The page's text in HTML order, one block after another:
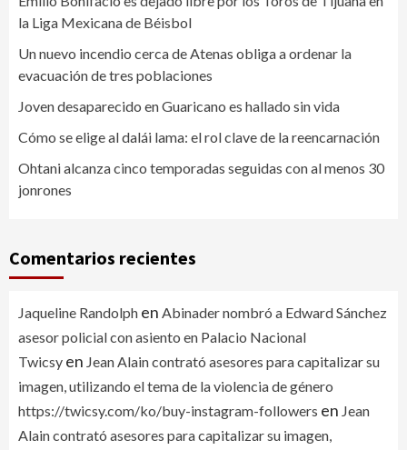
la Liga Mexicana de Béisbol
Un nuevo incendio cerca de Atenas obliga a ordenar la
evacuación de tres poblaciones
Joven desaparecido en Guaricano es hallado sin vida
Cómo se elige al dalái lama: el rol clave de la reencarnación
Ohtani alcanza cinco temporadas seguidas con al menos 30
jonrones
Comentarios recientes
Jaqueline Randolph en Abinader nombró a Edward Sánchez
asesor policial con asiento en Palacio Nacional
Twicsy en Jean Alain contrató asesores para capitalizar su
imagen, utilizando el tema de la violencia de género
https://twicsy.com/ko/buy-instagram-followers en Jean
Alain contrató asesores para capitalizar su imagen,